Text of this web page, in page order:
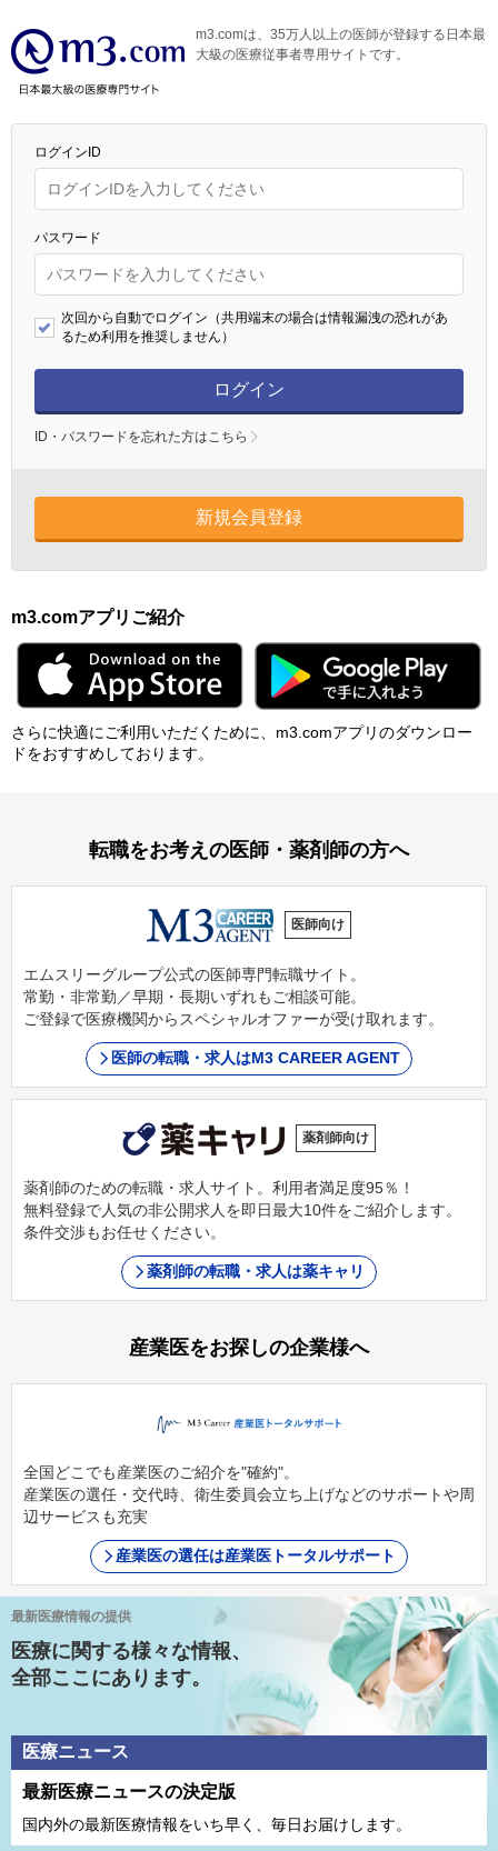
m3.comは、35万人以上の医師が登録する日本最
大級の医療従事者専用サイトです。
ログインID
パスワード
次回から自動でログイン（共用端末の場合は情報漏洩の恐れがあ
るため利用を推奨しません）
ログイン
ID・パスワードを忘れた方はこちら
新規会員登録
m3.comアプリご紹介
さらに快適にご利⽤いただくために、m3.comアプリのダウンロー
ドをおすすめしております。
転職をお考えの医師・薬剤師の方へ
医師向け
エムスリーグループ公式の医師専門転職サイト。
常勤・非常勤／早期・長期いずれもご相談可能。
ご登録で医療機関からスペシャルオファーが受け取れます。
医師の転職・求人はM3 CAREER AGENT
薬剤師向け
薬剤師のための転職・求人サイト。利用者満足度95％！
無料登録で人気の非公開求人を即日最大10件をご紹介します。
条件交渉もお任せください。
薬剤師の転職・求人は薬キャリ
産業医をお探しの企業様へ
全国どこでも産業医のご紹介を"確約"。
産業医の選任・交代時、衛生委員会立ち上げなどのサポートや周
辺サービスも充実
産業医の選任は産業医トータルサポート
最新医療情報の提供
医療に関する様々な情報、
全部ここにあります。
医療ニュース
最新医療ニュースの決定版
国内外の最新医療情報をいち早く、毎日お届けします。